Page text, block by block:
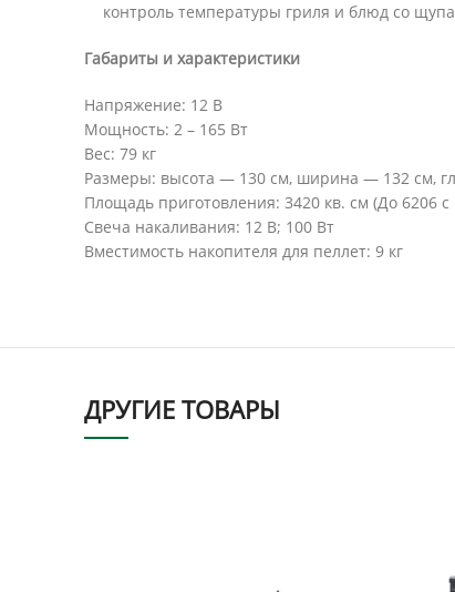
контроль температуры гриля и блюд со
Габариты и характеристики
Напряжение: 12 В
Мощность: 2 – 165 Вт
Вес: 79 кг
Размеры: высота — 130 см, ширина — 132 см,
Площадь приготовления: 3420 кв. см (До 6206 с
Свеча накаливания: 12 В; 100 Вт
Вместимость накопителя для пеллет: 9 кг
ДРУГИЕ ТОВАРЫ